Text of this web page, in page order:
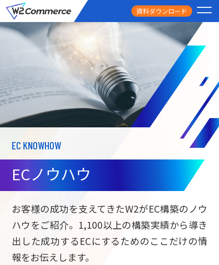
資料ダウンロード
サービス
ECサイト構築
サブスク/定期通販
ECサイト構築
PRICE
料金
FEATURE
導入事例
USEFUL
お役立ち情報
NEWS
ニュース
EC KNOWHOW
ECノウハウ
お客様の成功を支えてきたW2がEC構築のノウ
ハウをご紹介。1,100以上の構築実績から導き
出した成功するECにするためのここだけの情
報をお伝えします。